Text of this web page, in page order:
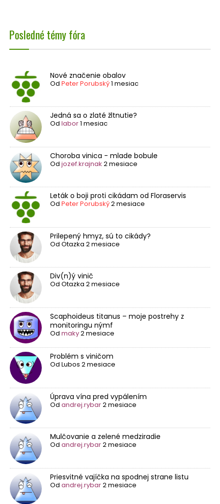
Posledné témy fóra
Nové značenie obalov
Od Peter Porubský1 mesiac
Jedná sa o zlaté žltnutie?
Od labor1 mesiac
Choroba vinica - mlade bobule
Od jozef.krajnak 2 mesiace
Leták o boji proti cikádam od Floraservis
Od Peter Porubský2 mesiace
Prilepený hmyz, sú to cikády?
Od Otazka 2 mesiace
Div(n)ý vinič
Od Otazka 2 mesiace
Scaphoideus titanus – moje postrehy z
monitoringu nýmf
Od maky2 mesiace
Problém s viničom
Od Lubos 2 mesiace
Úprava vína pred vypálením
Od andrej.rybar2 mesiace
Mulčovanie a zelené medziradie
Od andrej.rybar2 mesiace
Priesvitné vajíčka na spodnej strane listu
Od andrej.rybar2 mesiace